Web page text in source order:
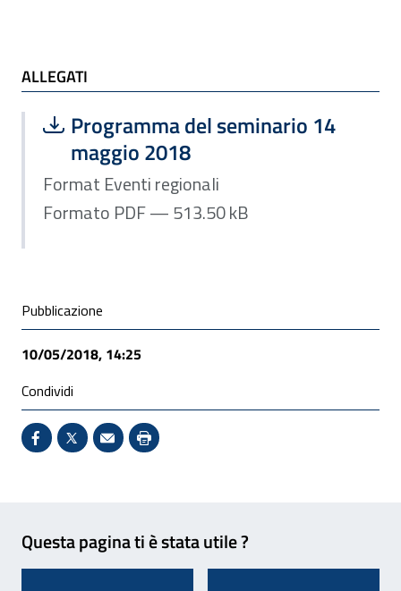
ALLEGATI
ALLEGATI
Scarica file:
Programma del seminario 14
maggio 2018
Formato PDF — Dimensione 513.50 kB
Format Eventi regionali
Formato PDF — 513.50 kB
Condivisione social
Pubblicazione
10/05/2018, 14:25
Condividi
Condividi su Facebook - Sito esterno - Apertura in
X - Sito esterno - Apertura in nuova finestra
Invio Mail: apre il programma di posta
Stampa pagina: scelta meno
Questa pagina ti è stata utile ?